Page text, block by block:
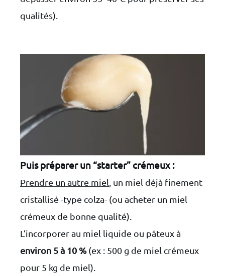
qualités).
Puis préparer un “starter” crémeux :
Prendre un autre miel, un miel déjà finement
cristallisé -type colza- (ou acheter un miel
crémeux de bonne qualité).
L’incorporer au miel liquide ou pâteux à
environ 5 à 10 %(ex : 500 g de miel crémeux
pour 5 kg de miel).